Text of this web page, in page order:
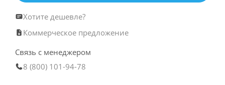
Хотите дешевле?
Коммерческое предложение
Связь с менеджером
8 (800) 101-94-78